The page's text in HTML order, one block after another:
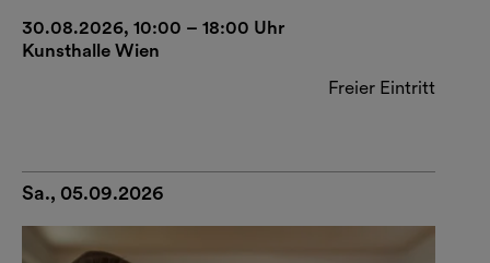
30.08.2026, 10:00 – 18:00 Uhr
Kunsthalle Wien
Freier Eintritt
Sa., 05.09.2026